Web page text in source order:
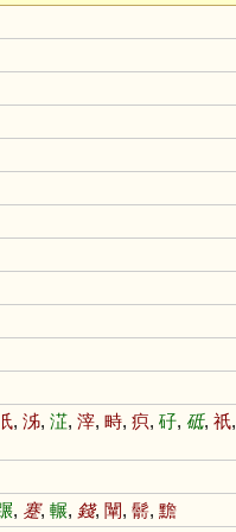
, 泲, 淽, 滓, 畤, 疻, 矷, 砥, 祇,
, 蹇, 輾, 錢, 闡, 鬋, 黵